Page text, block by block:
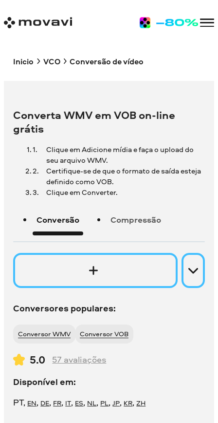
Inicio VCO Conversão de vídeo
Converta WMV em VOB on-line
grátis
Clique em Adicione mídia e faça o upload do
seu arquivo WMV.
Certifique-se de que o formato de saída esteja
definido como VOB.
Clique em Converter.
Conversão Compressão
Conversores populares:
Conversor WMV Conversor VOB
5.0 57 avaliações
Disponível em:
PT, EN, DE, FR, IT, ES, NL, PL,JP, KR,ZH